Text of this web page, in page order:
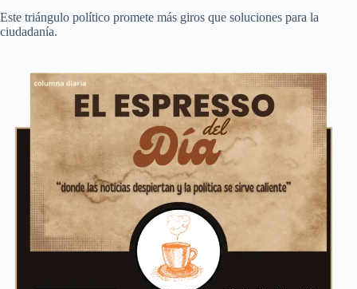
Este triángulo político promete más giros que soluciones para la
ciudadanía.